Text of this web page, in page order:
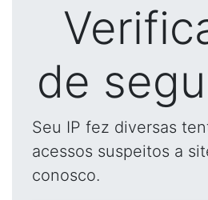
de
Seu IP fez diversas
acessos suspeitos a
conosco.